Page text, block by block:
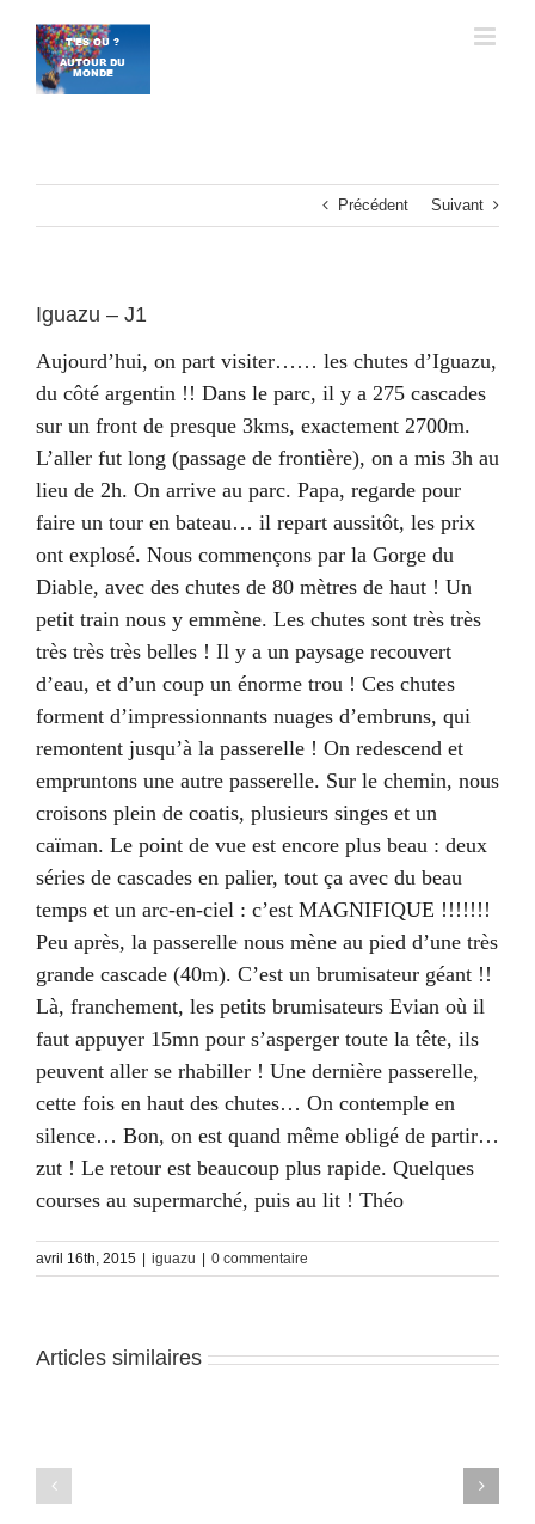
contenu
Précédent Suivant
Iguazu – J1
Aujourd’hui, on part visiter…… les chutes d’Iguazu,
du côté argentin !! Dans le parc, il y a 275 cascades
sur un front de presque 3kms, exactement 2700m.
L’aller fut long (passage de frontière), on a mis 3h au
lieu de 2h. On arrive au parc. Papa, regarde pour
faire un tour en bateau… il repart aussitôt, les prix
ont explosé. Nous commençons par la Gorge du
Diable, avec des chutes de 80 mètres de haut ! Un
petit train nous y emmène. Les chutes sont très très
très très très belles ! Il y a un paysage recouvert
d’eau, et d’un coup un énorme trou ! Ces chutes
forment d’impressionnants nuages d’embruns, qui
remontent jusqu’à la passerelle ! On redescend et
empruntons une autre passerelle. Sur le chemin, nous
croisons plein de coatis, plusieurs singes et un
caïman. Le point de vue est encore plus beau : deux
séries de cascades en palier, tout ça avec du beau
temps et un arc-en-ciel : c’est MAGNIFIQUE !!!!!!!
Peu après, la passerelle nous mène au pied d’une très
grande cascade (40m). C’est un brumisateur géant !!
Là, franchement, les petits brumisateurs Evian où il
faut appuyer 15mn pour s’asperger toute la tête, ils
peuvent aller se rhabiller ! Une dernière passerelle,
cette fois en haut des chutes… On contemple en
silence… Bon, on est quand même obligé de partir…
zut ! Le retour est beaucoup plus rapide. Quelques
courses au supermarché, puis au lit ! Théo
avril 16th, 2015 iguazu 0 commentaire
Articles similaires